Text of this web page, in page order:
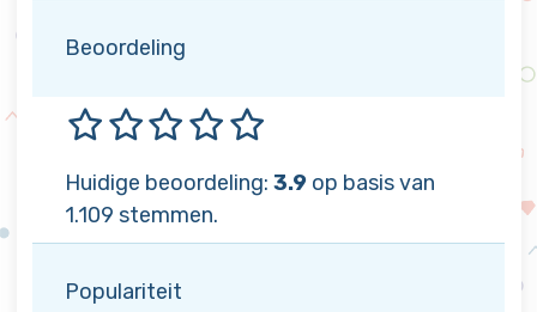
Beoordeling
Huidige beoordeling: 3.9 op basis van
1.109 stemmen.
Populariteit